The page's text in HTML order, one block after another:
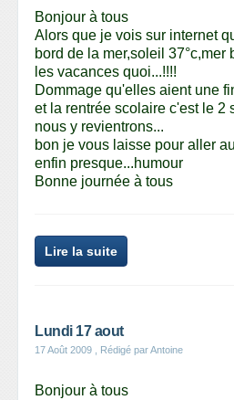
Bonjour à tous
Alors que je vois sur internet
bord de la mer,soleil
les vacances quoi...!!!!
Dommage qu'elles aient une
et la rentrée scolaire c'est le 2
nous y revientrons...
bon je vous laisse pour aller
enfin presque...humour
Bonne journée à tous
Lire la suite
Lundi 17 aout
17 Août 2009 , Rédigé par Antoine
Bonjour à tous